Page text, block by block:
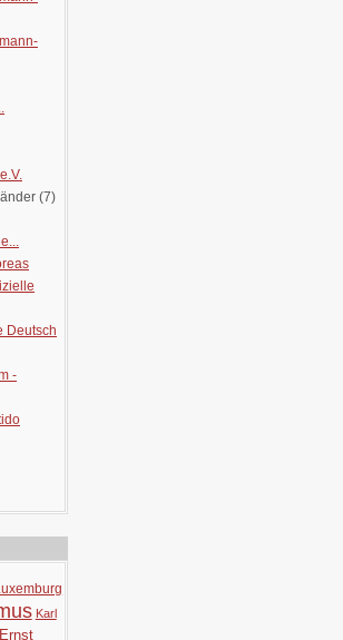
(7)
Deutsch
-
Karl
Ernst